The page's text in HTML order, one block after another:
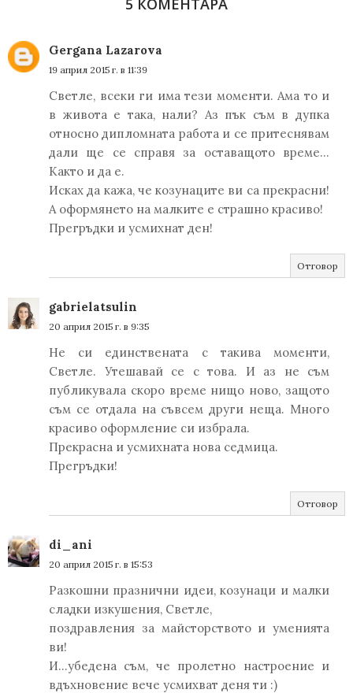
5 КОМЕНТАРА
Gergana Lazarova
19 април 2015 г. в 11:39
Светле, всеки ги има тези моменти. Ама то и
в живота е така, нали? Аз пък съм в дупка
относно дипломната работа и се притеснявам
дали ще се справя за оставащото време...
Както и да е.
Исках да кажа, че козунаците ви са прекрасни!
А оформянето на малките е страшно красиво!
Прегръдки и усмихнат ден!
Отговор
gabrielatsulin
20 април 2015 г. в 9:35
Не си единствената с такива моменти,
Светле. Утешавай се с това. И аз не съм
публикувала скоро време нищо ново, защото
съм се отдала на съвсем други неща. Много
красиво оформление си избрала.
Прекрасна и усмихната нова седмица.
Прегръдки!
Отговор
di_ani
20 април 2015 г. в 15:53
Разкошни празнични идеи, козунаци и малки
сладки изкушения, Светле,
поздравления за майсторството и уменията
ви!
И...убедена съм, че пролетно настроение и
вдъхновение вече усмихват деня ти :)